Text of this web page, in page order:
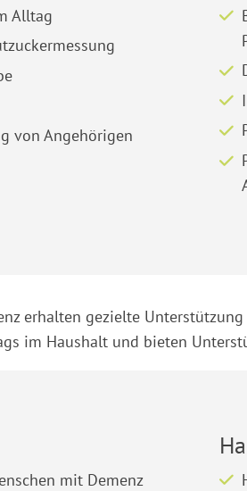
Alltag
von Angehörigen
erhalten gezielte
im Haushalt und bieten
mit Demenz